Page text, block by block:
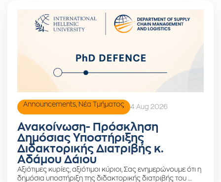
Announcements Νέα Τμήματος 4 Aug 2026
Ανακοίνωση- Πρόσκληση
Δημόσιας Υποστήριξης
Διδακτορικής Διατριβής κ.
Αδάμου Δάιου
Αξιότιμες κυρίες, αξιότιμοι κύριοι, Σας ενημερώνουμε ότι η
δημόσια υποστήριξη της διδακτορικής διατριβής του …